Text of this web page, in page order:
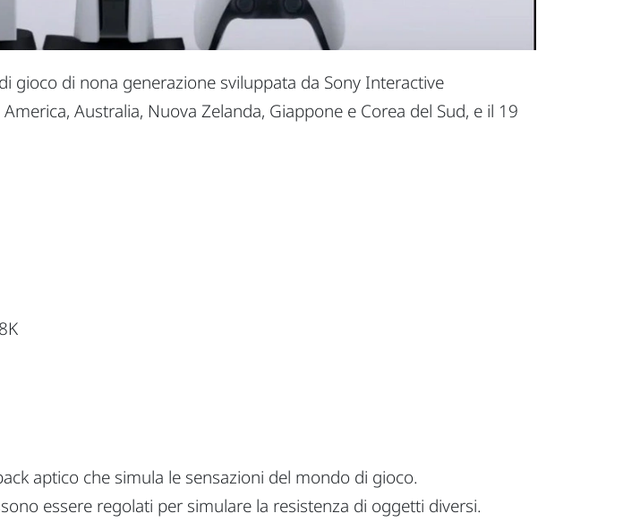
gioco di nona generazione sviluppata da Sony Interactive
Australia, Nuova Zelanda, Giappone e Corea del Sud, e il 19
aptico che simula le sensazioni del mondo di gioco.
essere regolati per simulare la resistenza di oggetti diversi.